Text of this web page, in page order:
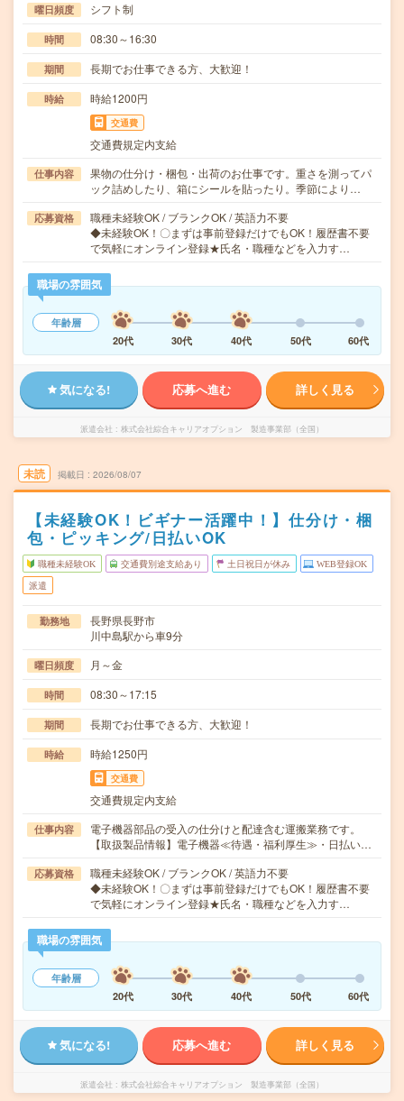
曜日頻度 シフト制
時間 08:30～16:30
期間 長期でお仕事できる方、大歓迎！
時給 時給1200円
交通費
交通費規定内支給
仕事内容
果物の仕分け・梱包・出荷のお仕事です。重さを測ってパ
ック詰めしたり、箱にシールを貼ったり。季節により…
応募資格
職種未経験OK / ブランクOK / 英語力不要
◆未経験OK！〇まずは事前登録だけでもOK！履歴書不要
で気軽にオンライン登録★氏名・職種などを入力す…
職場の雰囲気
年齢層
20代
30代 40代 50代 60代
気になる! 応募へ進む 詳しく見る
派遣会社 株式会社綜合キャリアオプション 製造事業部（全国）
未読 掲載日 2026/08/07
【未経験OK！ビギナー活躍中！】仕分け・梱
包・ピッキング/日払いOK
職種未経験OK 交通費別途支給あり 土日祝日が休み WEB登録OK
派遣
勤務地
長野県長野市
川中島駅から車9分
曜日頻度 月～金
時間 08:30～17:15
期間 長期でお仕事できる方、大歓迎！
時給 時給1250円
交通費
交通費規定内支給
仕事内容
電子機器部品の受入の仕分けと配達含む運搬業務です。
【取扱製品情報】電子機器≪待遇・福利厚生≫・日払い…
応募資格
職種未経験OK / ブランクOK / 英語力不要
◆未経験OK！〇まずは事前登録だけでもOK！履歴書不要
で気軽にオンライン登録★氏名・職種などを入力す…
職場の雰囲気
年齢層
20代
30代 40代 50代 60代
気になる! 応募へ進む 詳しく見る
派遣会社 株式会社綜合キャリアオプション 製造事業部（全国）